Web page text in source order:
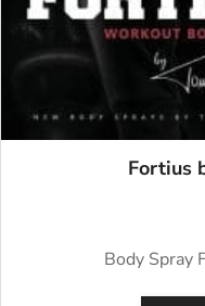
Fortius
Body Spray